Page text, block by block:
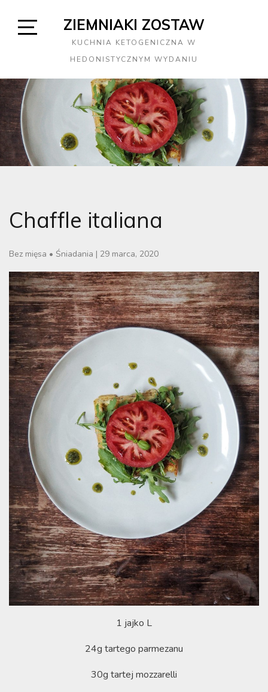
ZIEMNIAKI ZOSTAW
KUCHNIA KETOGENICZNA W
HEDONISTYCZNYM WYDANIU
Chaffle italiana
Bez mięsa • Śniadania | 29 marca, 2020
1 jajko L
24g tartego parmezanu
30g tartej mozzarelli